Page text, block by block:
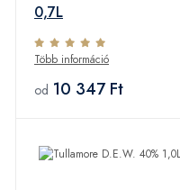
0,7L
Több információ
od 10 347 Ft